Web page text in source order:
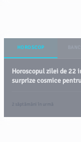
HOROSCOP
Horoscopul zilei de 22
surprize cosmice
2 săptămâni în urmă